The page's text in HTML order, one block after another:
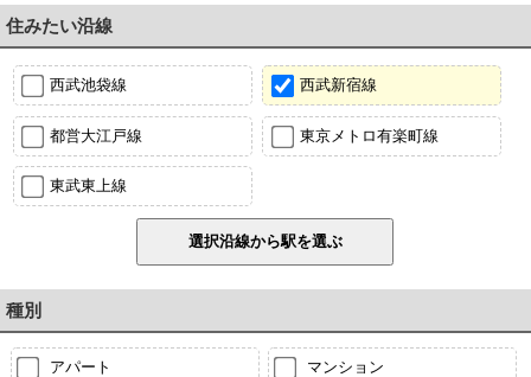
住みたい沿線
西武池袋線 西武新宿線
都営大江戸線 東京メトロ有楽町線
東武東上線
種別
アパート マンション